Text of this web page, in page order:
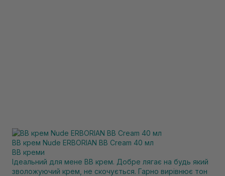
ВВ крем Nude ERBORIAN BB Cream 40 мл
BB креми
Ідеальний для мене BB крем. Добре лягає на будь який
зволожуючий крем, не скочується. Гарно вирівнює тон